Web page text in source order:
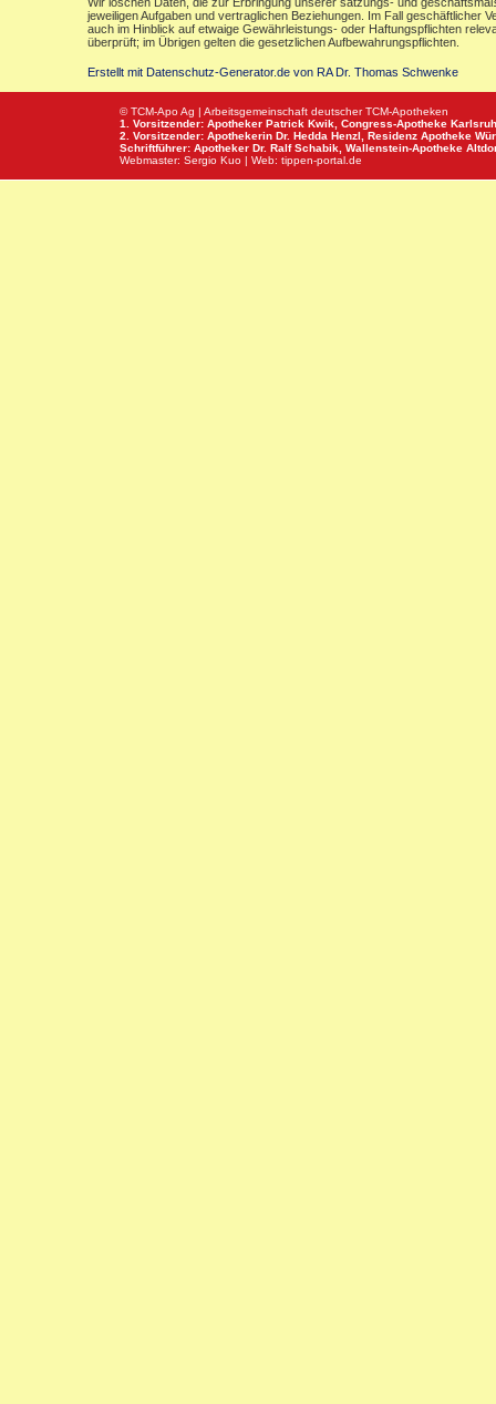
jeweiligen Aufgaben und vertraglichen Beziehungen. Im Fall geschäftlicher
auch im Hinblick auf etwaige Gewährleistungs- oder Haftungspflichten
überprüft; im Übrigen gelten die gesetzlichen Aufbewahrungspflichten.
Erstellt mit Datenschutz-Generator.de von RA Dr. Thomas Schwenke
© TCM-Apo Ag | Arbeitsgemeinschaft deutscher TCM-Apotheken
1. Vorsitzender: Apotheker Patrick Kwik, Congress-Apotheke
2. Vorsitzender: Apothekerin Dr. Hedda Henzl, Residenz Apotheke
Schriftführer: Apotheker Dr. Ralf Schabik, Wallenstein-Apotheke
Webmaster: Sergio Kuo | Web: tippen-portal.de